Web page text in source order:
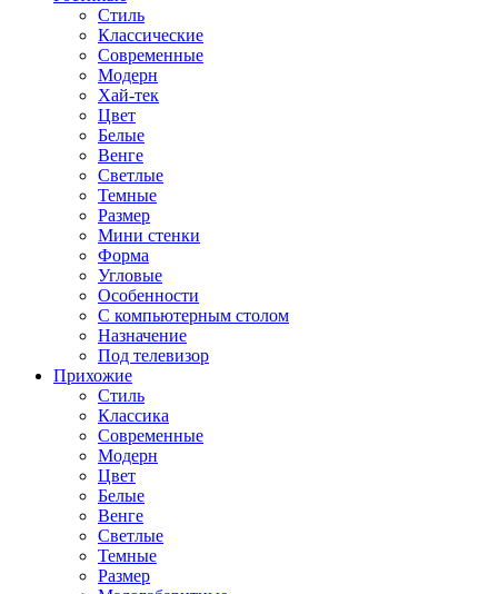
Стиль
Классические
Современные
Модерн
Хай-тек
Цвет
Белые
Венге
Светлые
Темные
Размер
Мини стенки
Форма
Угловые
Особенности
С компьютерным столом
Назначение
Под телевизор
Прихожие
Стиль
Классика
Современные
Модерн
Цвет
Белые
Венге
Светлые
Темные
Размер